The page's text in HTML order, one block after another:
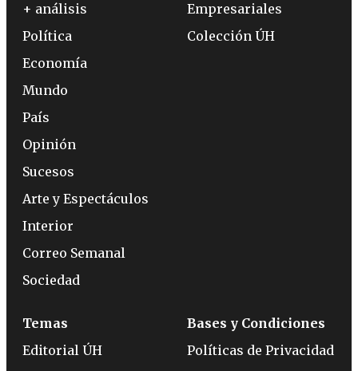
+ análisis
Política
Economía
Mundo
País
Opinión
Sucesos
Arte y Espectáculos
Interior
Correo Semanal
Sociedad
Empresariales
Colección ÚH
Temas
Editorial ÚH
Bases y Condiciones
Políticas de Privacidad